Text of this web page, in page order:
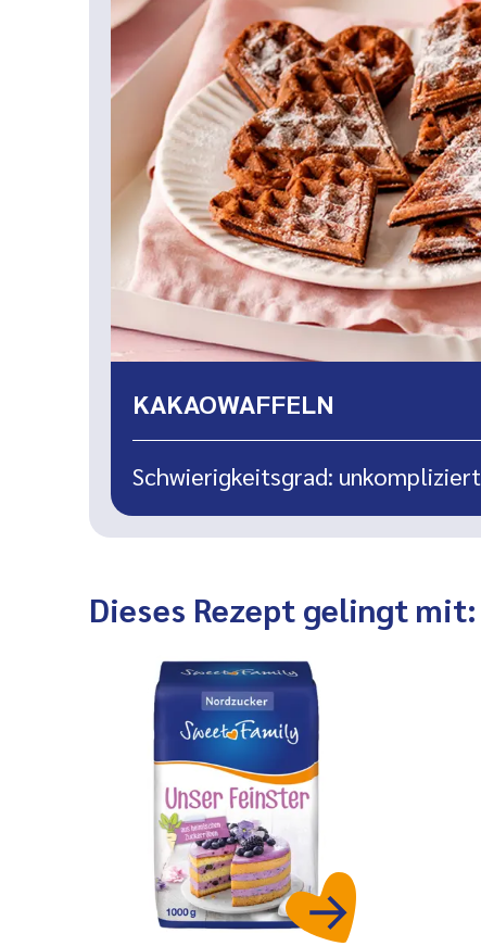
KAKAOWAFFELN
Schwierigkeitsgrad: unkompliziert
Dieses Rezept gelingt mit: